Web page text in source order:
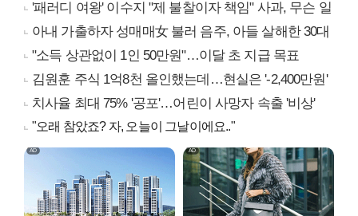
'패러디 여왕' 이수지 "제 불찰이자 책임" 사과, 무슨 일
아내 가출하자 성매매女 불러 음주, 아들 살해한 30대
"소득 상관없이 1인 50만원"…이달 초 지급 목표
김원훈 주식 1억8천 올인했는데…현실은 '-2,400만원'
치사율 최대 75% '공포'…어린이 사망자 속출 '비상'
"오래 참았죠? 자, 오늘이 그날이에요.."